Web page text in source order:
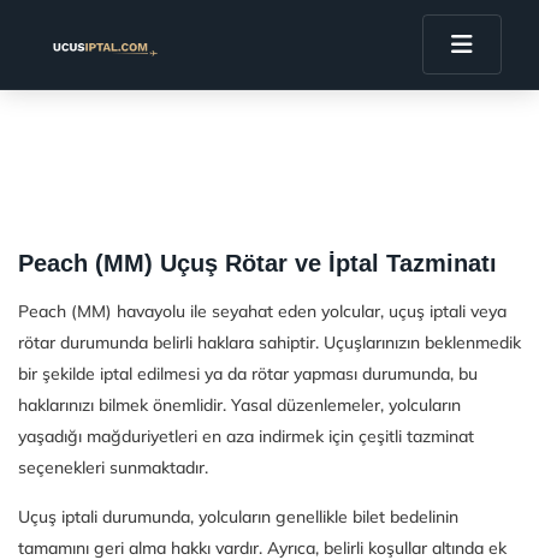
Peach (MM) Uçuş Rötar ve İptal Tazminatı
Peach (MM) havayolu ile seyahat eden yolcular, uçuş iptali veya
rötar durumunda belirli haklara sahiptir. Uçuşlarınızın beklenmedik
bir şekilde iptal edilmesi ya da rötar yapması durumunda, bu
haklarınızı bilmek önemlidir. Yasal düzenlemeler, yolcuların
yaşadığı mağduriyetleri en aza indirmek için çeşitli tazminat
seçenekleri sunmaktadır.
Uçuş iptali durumunda, yolcuların genellikle bilet bedelinin
tamamını geri alma hakkı vardır. Ayrıca, belirli koşullar altında ek